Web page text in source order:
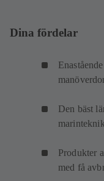
Dina fördelar
Den bäst
marinteknik
Produkter
med få